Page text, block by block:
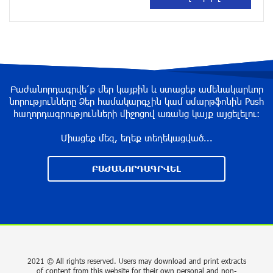
DIALOG Organization - Partner of the “Born in
Artsakh” Program
“Past”: A Publicly Funded Concert for the
Privileged Few?
about a year ago
With a Mission to Preserve Armenian Heritage:
AraratBank Sponsors the "Artsakh" Orchestra
Concert
Բաժանորդագրվե՛ք մեր կայքին և ստացեք ամենակարևոր
նորությունները Ձեր համակարգչին կամ սմարթֆոնին Push
հաղորդագրությունների միջոցով առանց կայք այցելելու։
Միացեք մեզ, եղեք տեղեկացված...
ԲԱԺԱՆՈՐԴԱԳՐՎԵԼ
2021 © All rights reserved. Users may download and print extracts
of content from this website for their own personal and non-